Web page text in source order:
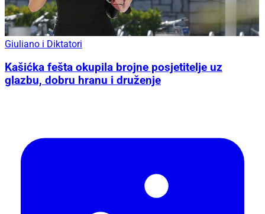
Giuliano i Diktatori
Kašićka fešta okupila brojne posjetitelje uz
glazbu, dobru hranu i druženje